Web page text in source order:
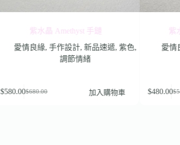
紫水晶 Amethyst 手鏈
愛情良緣, 手作設計, 新品速遞, 紫色,
調節情緒
$680.00
$580.00 加入購物車
紫
愛情
$
$480.00